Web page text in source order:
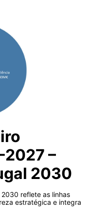
–
2030
reflete as linhas
estratégica e integra